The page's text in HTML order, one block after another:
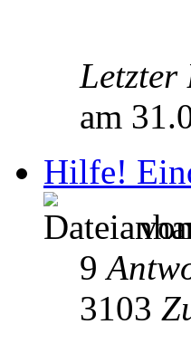
Letzter
am
Hilfe!
9
3103